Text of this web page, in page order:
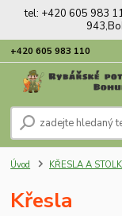
tel: +420 605 983
+420 605 983 110
Úvod KŘESLA A
Křesla